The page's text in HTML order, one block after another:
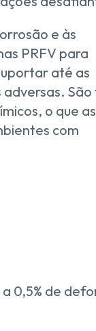
e às
PRFV para
até as
o que
com
0,5% de